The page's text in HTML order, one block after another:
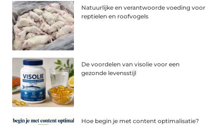
Natuurlijke en verantwoorde voeding voor
reptielen en roofvogels
De voordelen van visolie voor een
gezonde levensstijl
Hoe begin je met content optimalisatie?